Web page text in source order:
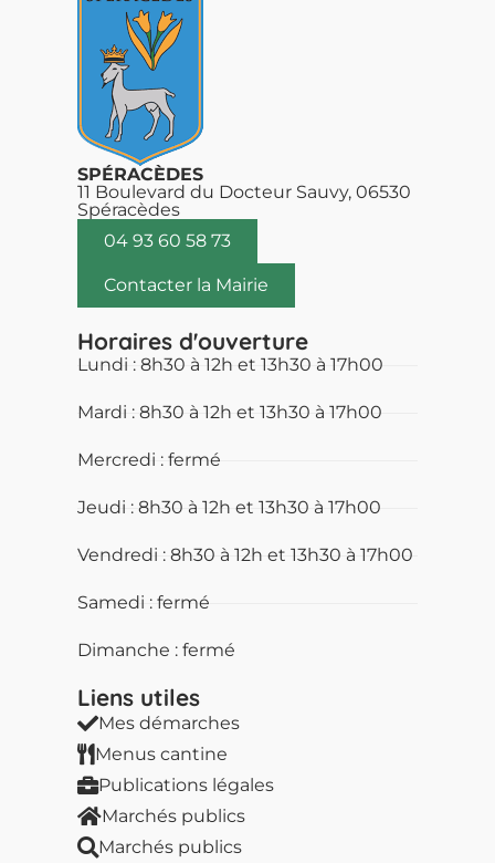
SPÉRACÈDES
11 Boulevard du Docteur Sauvy, 06530
Spéracèdes
04 93 60 58 73
Contacter la Mairie
Horaires d'ouverture
Lundi : 8h30 à 12h et 13h30 à 17h00
Mardi : 8h30 à 12h et 13h30 à 17h00
Mercredi : fermé
Jeudi : 8h30 à 12h et 13h30 à 17h00
Vendredi : 8h30 à 12h et 13h30 à 17h00
Samedi : fermé
Dimanche : fermé
Liens utiles​
Mes démarches
Menus cantine
Publications légales
Marchés publics
Marchés publics